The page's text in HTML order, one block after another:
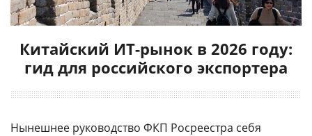
Китайский ИТ-рынок в 2026 году:
гид для российского экспортера
Нынешнее руководство ФКП Росреестра себя